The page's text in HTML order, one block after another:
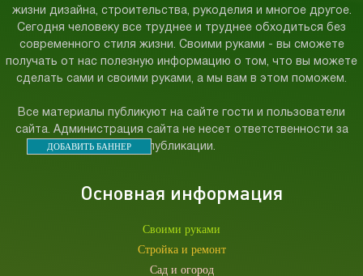
жизни дизайна, строительства, рукоделия и многое другое.
Сегодня человеку все труднее и труднее обходиться без
современного стиля жизни. Своими руками - вы сможете
получать от нас полезную информацию о том, что вы можете
сделать сами и своими руками, а мы вам в этом поможем.
Все материалы публикуют на сайте гости и пользователи
сайта. Администрация сайта не несет ответственности за
публикации.
ДОБАВИТЬ БАННЕР
Основная информация
Своими руками
Стройка и ремонт
Сад и огород